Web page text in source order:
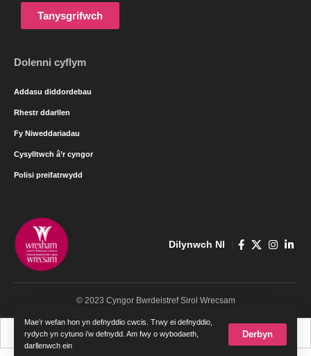
Mae’r wefan hon yn defnyddio cwcis. Trwy ei defnyddio,
rydych yn cytuno i’w defnydd. Am fwy o wybodaeth,
darllenwch ein
Derbyn
Tanysgrifwch
Dolenni cyflym
Addasu diddordebau
Rhestr ddarllen
Fy Niweddariadau
Cysylltwch â’r cyngor
Polisi preifatrwydd
Dilynwch NI
© 2023 Cyngor Bwrdeistref Sirol Wrecsam
Cymraeg English